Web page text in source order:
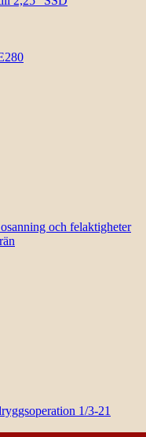
och felaktigheter
1/3-21